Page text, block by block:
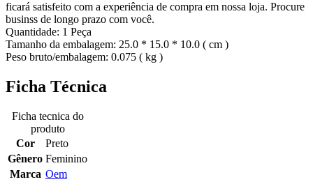
ficará satisfeito com a experiência de compra em nossa loja. Procure
businss de longo prazo com você.
Quantidade: 1 Peça
Tamanho da embalagem: 25.0 * 15.0 * 10.0 ( cm )
Peso bruto/embalagem: 0.075 ( kg )
Ficha Técnica
Ficha tecnica do
produto
Cor
Preto
Gênero Feminino
Marca Oem